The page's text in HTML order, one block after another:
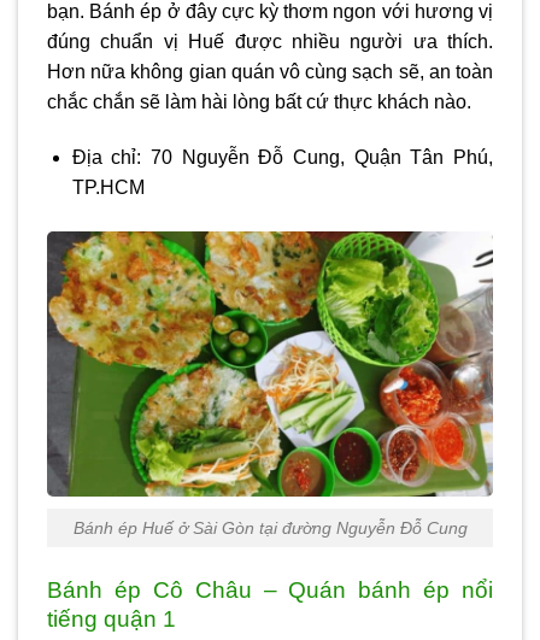
bạn. Bánh ép ở đây cực kỳ thơm ngon với hương vị
đúng chuẩn vị Huế được nhiều người ưa thích.
Hơn nữa không gian quán vô cùng sạch sẽ, an toàn
chắc chắn sẽ làm hài lòng bất cứ thực khách nào.
Địa chỉ: 70 Nguyễn Đỗ Cung, Quận Tân Phú,
TP.HCM
Bánh ép Huế ở Sài Gòn tại đường Nguyễn Đỗ Cung
Bánh ép Cô Châu – Quán bánh ép nổi
tiếng quận 1